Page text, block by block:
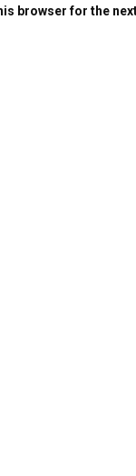
browser for the